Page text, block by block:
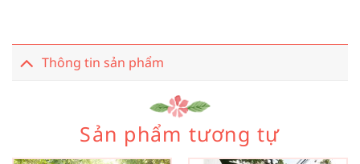
Thông tin sản phẩm
Sản phẩm tương tự